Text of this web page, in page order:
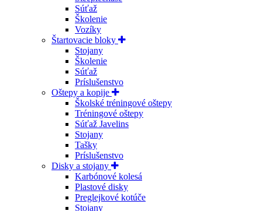
Súťaž
Školenie
Vozíky
Štartovacie bloky
Stojany
Školenie
Súťaž
Príslušenstvo
Oštepy a kopije
Školské tréningové oštepy
Tréningové oštepy
Súťaž Javelins
Stojany
Tašky
Príslušenstvo
Disky a stojany
Karbónové kolesá
Plastové disky
Preglejkové kotúče
Stojany